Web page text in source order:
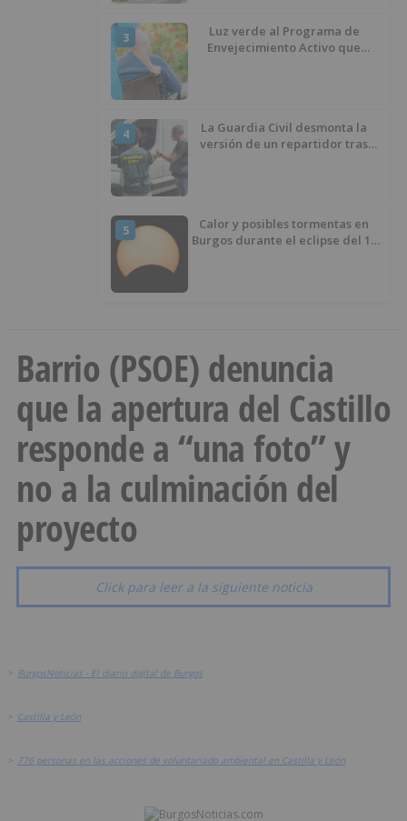
3
Luz verde al Programa de
Envejecimiento Activo que
4
La Guardia Civil desmonta la
versión de un repartidor tras
5
Calor y posibles tormentas en
Burgos durante el eclipse del 12
Barrio (PSOE) denuncia
que la apertura del Castillo
responde a “una foto” y
no a la culminación del
proyecto
Click para leer a la siguiente noticia
> BurgosNoticias - El diario digital de Burgos
> Castilla y León
> 776 personas en las acciones de voluntariado ambiental en Castilla y León